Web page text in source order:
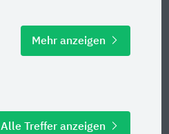
Mehr anzeigen
Alle Treffer anzeigen